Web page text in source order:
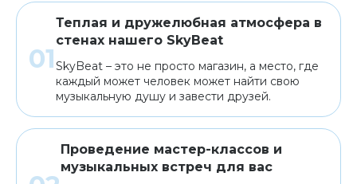
Теплая и дружелюбная атмосфера в
стенах нашего SkyBeat
SkyBeat – это не просто магазин, а место, где
каждый может человек может найти свою
музыкальную душу и завести друзей.
Проведение мастер-классов и
музыкальных встреч для вас